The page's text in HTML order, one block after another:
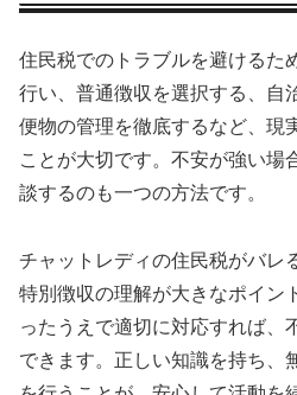
住民税でのトラブルを避けるた
行い、普通徴収を選択する、自
便物の管理を徹底するなど、現
ことが大切です。不安が強い場
談するのも一つの方法です。
チャットレディの住民税がバレ
特別徴収の理解が大きなポイン
ったうえで適切に対応すれば、
できます。正しい知識を持ち、